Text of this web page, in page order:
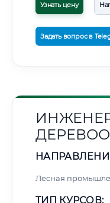
Узнать цену
Задать вопрос в
Лесная
ТИП КУРСОВ: